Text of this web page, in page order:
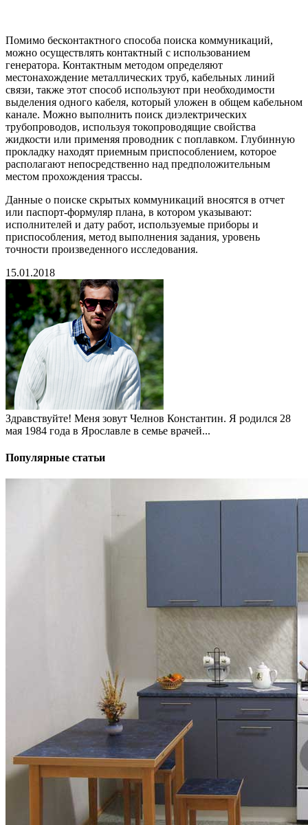
Помимо бесконтактного способа поиска коммуникаций,
можно осуществлять контактный с использованием
генератора. Контактным методом определяют
местонахождение металлических труб, кабельных линий
связи, также этот способ используют при необходимости
выделения одного кабеля, который уложен в общем кабельном
канале. Можно выполнить поиск диэлектрических
трубопроводов, используя токопроводящие свойства
жидкости или применяя проводник с поплавком. Глубинную
прокладку находят приемным приспособлением, которое
располагают непосредственно над предположительным
местом прохождения трассы.
Данные о поиске скрытых коммуникаций вносятся в отчет
или паспорт-формуляр плана, в котором указывают:
исполнителей и дату работ, используемые приборы и
приспособления, метод выполнения задания, уровень
точности произведенного исследования.
15.01.2018
Здравствуйте! Меня зовут Челнов Константин. Я родился 28
мая 1984 года в Ярославле в семье врачей...
Популярные статьи